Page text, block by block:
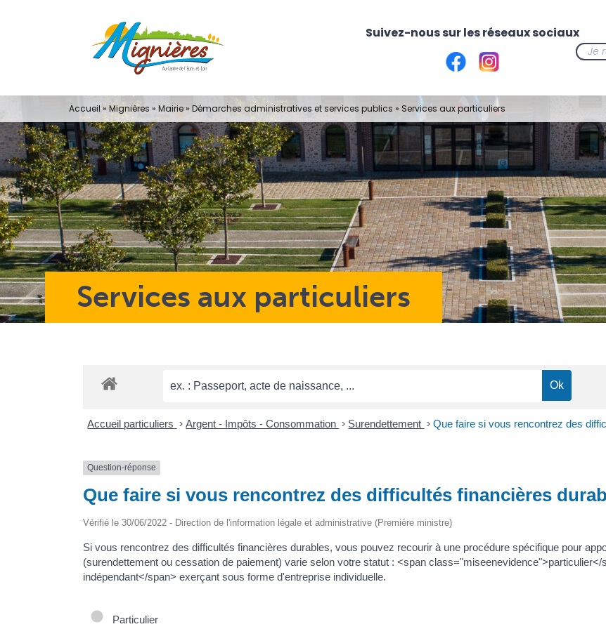
Services aux particuliers
Accueil » Mignières » Mairie» Démarches administratives et services publics » Services aux particuliers
Accueil particuliers > Argent - Impôts - Consommation > Surendettement > Que faire si vous rencontrez des
Question-réponse
Que faire si vous rencontrez des difficultés financières
Vérifié le 30/06/2022 - Direction de l'information légale et administrative (Première ministre)
Si vous rencontrez des difficultés financières durables, vous pouvez recourir à une procédure spécifique pour
(surendettement ou cessation de paiement) varie selon votre statut : <span
indépendant</span> exerçant sous forme d'entreprise individuelle.
Particulier